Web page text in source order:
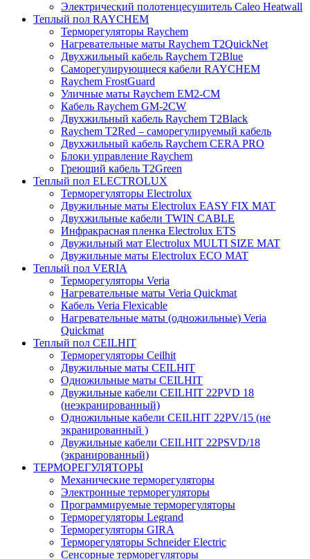
Электрический полотенцесушитель Caleo Heatwall
Теплый пол RAYCHEM
Терморегуляторы Raychem
Нагревательные маты Raychem T2QuickNet
Двухжильный кабель Raychem T2Blue
Саморегулирующиеся кабели RAYCHEM
Raychem FrostGuard
Уличные маты Raychem EM2-CM
Кабель Raychem GM-2CW
Двухжильный кабель Raychem T2Black
Raychem T2Red – саморегулируемый кабель
Двухжильный кабель Raychem CERA PRO
Блоки управление Raychem
Греющий кабель T2Green
Теплый пол ELECTROLUX
Терморегуляторы Electrolux
Двужильные маты Electrolux EASY FIX MAT
Двухжильные кабели TWIN CABLE
Инфракрасная пленка Electrolux ETS
Двужильный мат Electrolux MULTI SIZE MAT
Двужильные маты Electrolux ECO MAT
Теплый пол VERIA
Терморегуляторы Veria
Нагревательные маты Veria Quickmat
Кабель Veria Flexicable
Нагревательные маты (одножильные) Veria
Quickmat
Теплый пол CEILHIT
Терморегуляторы Ceilhit
Двужильные маты CEILHIT
Одножильные маты CEILHIT
Двужильные кабели CEILHIT 22PVD 18
(неэкранированный)
Одножильные кабели CEILHIT 22PV/15 (не
экранированный )
Двужильные кабели CEILHIT 22PSVD/18
(экранированный)
ТЕРМОРЕГУЛЯТОРЫ
Механические терморегуляторы
Электронные терморегуляторы
Программируемые терморегуляторы
Терморегуляторы Legrand
Терморегуляторы GIRA
Терморегуляторы Schneider Electric
Сенсорные терморегуляторы